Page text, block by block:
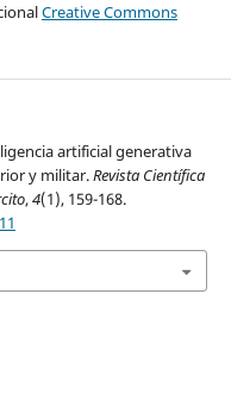
Creative Commons
artificial generativa
y militar.Revista Científica
,4(1), 159-168.